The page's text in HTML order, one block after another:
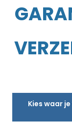
Kies waar